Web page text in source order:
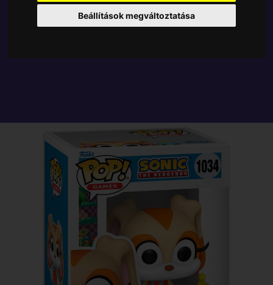
Beállítások megváltoztatása
Tetszik? Osszd meg másokkal!